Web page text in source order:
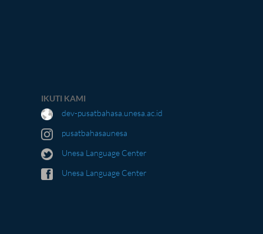
IKUTI KAMI
dev-pusatbahasa.unesa.ac.id
pusatbahasaunesa
Unesa Language Center
Unesa Language Center